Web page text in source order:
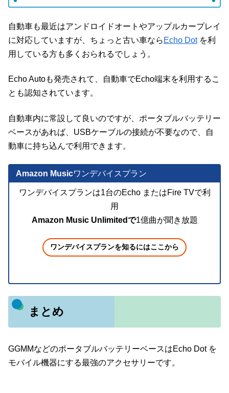
自動車も最近はアンドロイドオートやアップルカープレイ
に対応していますが、ちょっと古い車なら Echo Dotを利
用している方も多くおられるでしょう。
Echo Autoも発売されて、自動車でEcho端末を利用するこ
とも認知されています。
自動車内に常設して良いのですが、ポータブルバッテリー
ベースがあれば、USBケーブルの接続が不要なので、自
動車に持ち込んで利用できます。
Amazon Musicワンデバイスプラン
ワンデバイスプランは1台のEcho またはFire TVで利
用
Amazon Music Unlimitedで1億曲が聞き放題
ワンデバイスプランを知るにはここから
まとめ
GGMMなどのポータブルバッテリーベースはEcho Dot を
モバイル機器にする最強のアクセサリーです。